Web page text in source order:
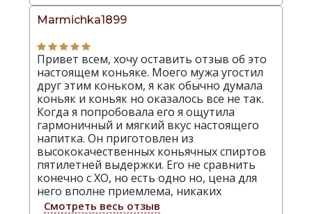
Marmichka1899
Привет всем, хочу оставить отзыв об это
настоящем коньяке. Моего мужа угостил
друг этим коньком, я как обычно думала
коньяк и коньяк но оказалось все не так.
Когда я попробовала его я ощутила
гармоничный и мягкий вкус настоящего
напитка. Он приготовлен из
высококачественных коньячных спиртов
пятилетней выдержки. Его не сравнить
конечно с XO, но есть одно но, цена для
него вполне приемлема, никаких
Смотреть весь отзыв